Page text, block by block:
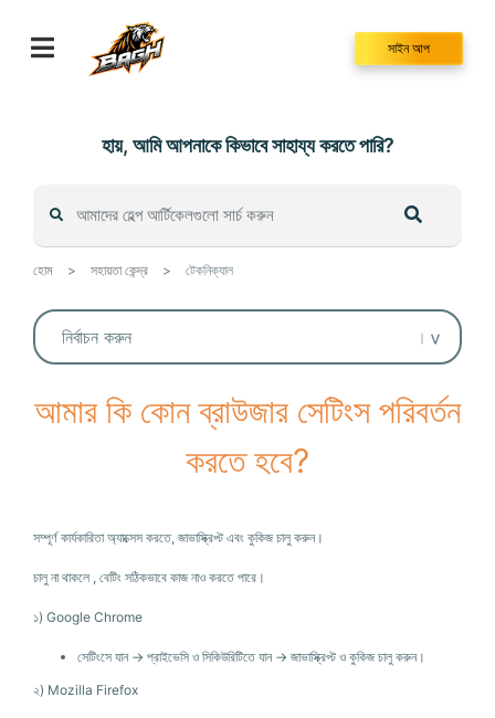
content
সাইন আপ
হায়, আমি আপনাকে কিভাবে সাহায্য করতে পারি?
হোম > সহায়তা কেন্দ্র > টেকনিক্যাল
আমার কি কোন ব্রাউজার সেটিংস পরিবর্তন
করতে হবে?
সম্পূর্ণ কার্যকারিতা অ্যাক্সেস করতে, জাভাস্ক্রিপ্ট এবং কুকিজ চালু করুন।
চালু না থাকলে , বেটিং সঠিকভাবে কাজ নাও করতে পারে।
১) Google Chrome
সেটিংসে যান → প্রাইভেসি ও সিকিউরিটিতে যান → জাভাস্ক্রিপ্ট ও কুকিজ চালু করুন।
২) Mozilla Firefox